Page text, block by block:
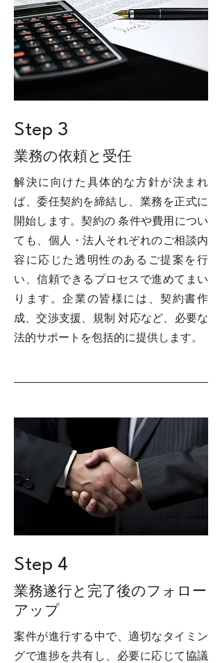
Step 3
業務の依頼と受任
解決に向けた具体的な⽅針が決まれ
ば、委任契約を締結し、業務を正式に
開始します。契約の 条件や費⽤につい
ても、個⼈・法⼈それぞれのご相談内
容に応じた透明性のあるご提案を⾏
い、信頼できるプロセスで進めてまい
ります。企業の皆様には、契約書作
成、交渉⽀援、規制 対応など、必要な
法的サポートを包括的に提供します。
Step 4
業務遂⾏と完了後のフォロー
アップ
案件が進⾏する中で、適切なタイミン
グで進捗を共有し、必要に応じて協議